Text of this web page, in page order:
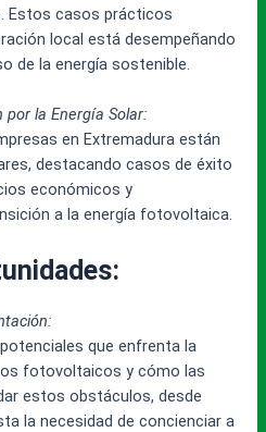
Estos casos prácticos
local está desempeñando
de la energía sostenible.
por la Energía Solar:
en Extremadura están
destacando casos de éxito
económicos y
a la energía fotovoltaica.
que enfrenta la
fotovoltaicos y cómo las
estos obstáculos, desde
la necesidad de concienciar a